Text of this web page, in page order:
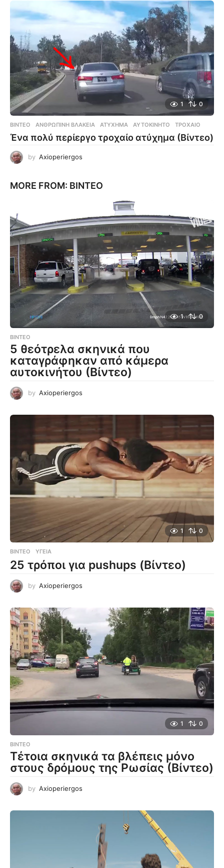
1 0
ΒΊΝΤΕΟ ΑΝΘΡΏΠΙΝΗ ΒΛΑΚΕΊΑ ,ΑΤΎΧΗΜΑ ,ΑΥΤΟΚΊΝΗΤΟ ,ΤΡΟΧΑΊΟ
Ένα πολύ περίεργο τροχαίο ατύχημα (Βίντεο)
by Axioperiergos
MORE FROM: ΒΊΝΤΕΟ
1 0
ΒΊΝΤΕΟ
5 θεότρελα σκηνικά που
καταγράφηκαν από κάμερα
αυτοκινήτου (Βίντεο)
by Axioperiergos
1 0
ΒΊΝΤΕΟ ΥΓΕΊΑ
25 τρόποι για pushups (Βίντεο)
by Axioperiergos
1 0
ΒΊΝΤΕΟ
Τέτοια σκηνικά τα βλέπεις μόνο
στους δρόμους της Ρωσίας (Βίντεο)
by Axioperiergos